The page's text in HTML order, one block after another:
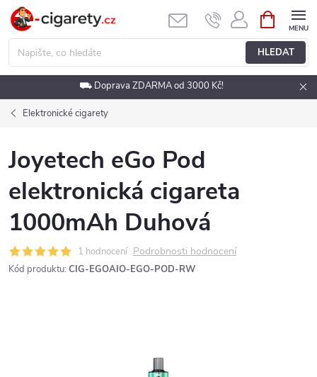
Přejít
obsah
HLEDAT
NÁKUPNÍ
KOŠÍK
⛟ Doprava ZDARMA od 3000 Kč!
Elektronické cigarety
Joyetech eGo Pod
elektronická cigareta
1000mAh Duhová
1 hodnocení Podrobnosti hodnocení
Kód produktu: CIG-EGOAIO-EGO-POD-RW